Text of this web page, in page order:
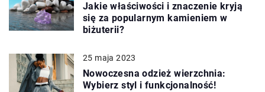
Jakie właściwości i znaczenie kryją
się za popularnym kamieniem w
biżuterii?
25 maja 2023
Nowoczesna odzież wierzchnia:
Wybierz styl i funkcjonalność!